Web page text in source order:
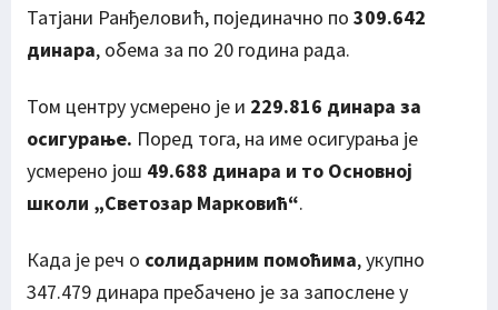
Татјани Ранђеловић, појединачно по 309.642
динара, обема за по 20 година рада.
Том центру усмерено је и 229.816 динара за
осигурање. Поред тога, на име осигурања је
усмерено још 49.688 динара и то Основној
школи „Светозар Марковић“.
Када је реч о солидарним помоћима, укупно
347.479 динара пребачено је за запослене у